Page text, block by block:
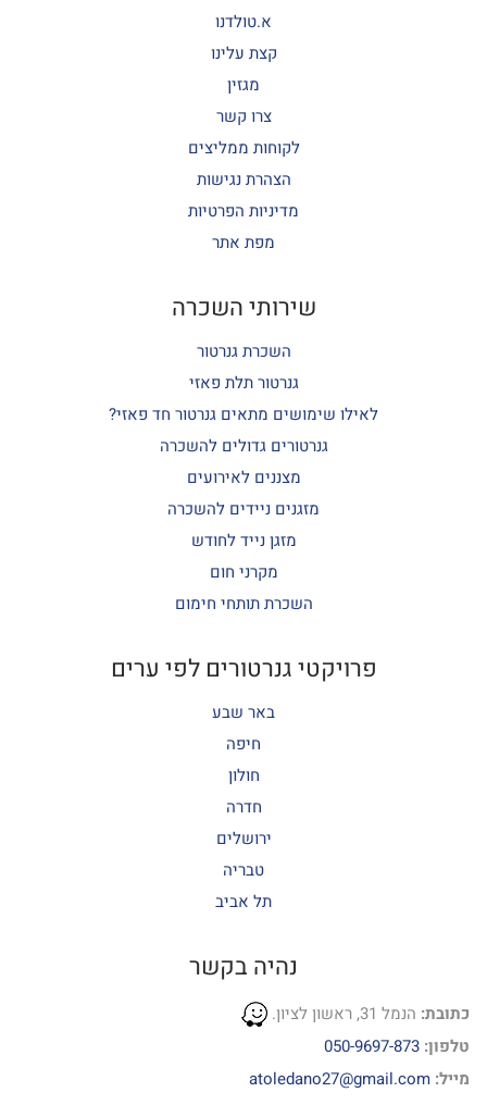
א.טולדנו
קצת עלינו
מגזין
צרו קשר
לקוחות ממליצים
הצהרת נגישות
מדיניות הפרטיות
מפת אתר
שירותי השכרה
השכרת גנרטור
גנרטור תלת פאזי
לאילו שימושים מתאים גנרטור חד פאזי?
גנרטורים גדולים להשכרה
מצננים לאירועים
מזגנים ניידים להשכרה
מזגן נייד לחודש
מקרני חום
השכרת תותחי חימום
פרויקטי גנרטורים לפי ערים
באר שבע
חיפה
חולון
חדרה
ירושלים
טבריה
תל אביב
נהיה בקשר
כתובת: הנמל 31, ראשון לציון.
טלפון: 050-9697-873
מייל: atoledano27@gmail.com